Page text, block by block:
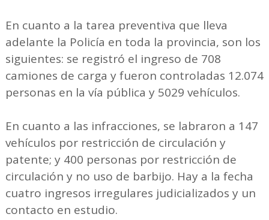
En cuanto a la tarea preventiva que lleva
adelante la Policía en toda la provincia, son los
siguientes: se registró el ingreso de 708
camiones de carga y fueron controladas 12.074
personas en la vía pública y 5029 vehículos.
En cuanto a las infracciones, se labraron a 147
vehículos por restricción de circulación y
patente; y 400 personas por restricción de
circulación y no uso de barbijo. Hay a la fecha
cuatro ingresos irregulares judicializados y un
contacto en estudio.